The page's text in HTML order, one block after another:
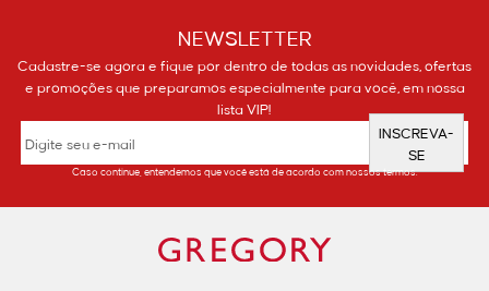
NEWSLETTER
Cadastre-se agora e fique por dentro de todas as novidades, ofertas
e promoções que preparamos especialmente para você, em nossa
lista VIP!
INSCREVA-
SE
Caso continue, entendemos que você está de acordo com nossos termos.